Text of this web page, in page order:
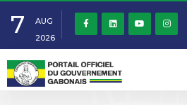
7
AUG
2026